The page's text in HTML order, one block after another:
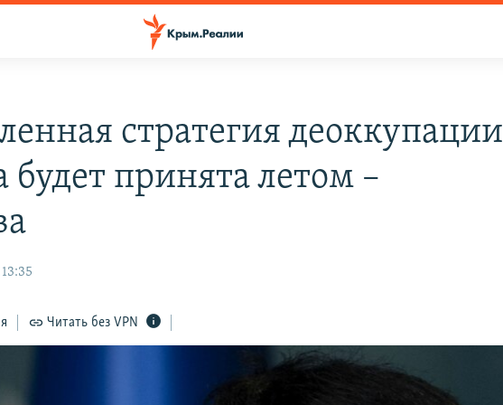
стратегия деоккупации
принята летом –
Читать без VPN